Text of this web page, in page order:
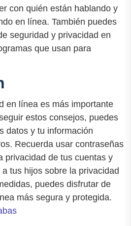
con quién están hablando y
en línea. También puedes
seguridad y privacidad en
que usan para
en línea es más importante
estos consejos, puedes
datos y tu información
Recuerda usar contraseñas
privacidad de tus cuentas y
tus hijos sobre la privacidad
puedes disfrutar de
más segura y protegida.